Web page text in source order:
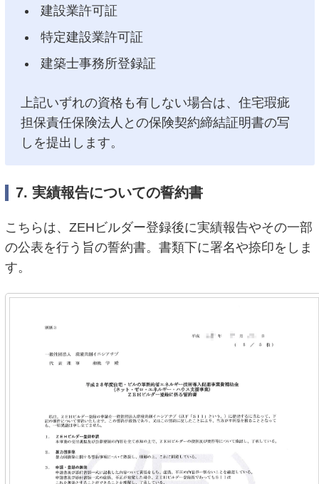
建設業許可証
特定建設業許可証
建築士事務所登録証
上記いずれの資格も有しない場合は、住宅瑕疵
担保責任保険法人との保険契約締結証明書の写
しを提出します。
7. 実績報告についての誓約書
こちらは、ZEHビルダー登録後に実績報告やその一部
の公表を行う旨の誓約書。書類下に署名や捺印をしま
す。